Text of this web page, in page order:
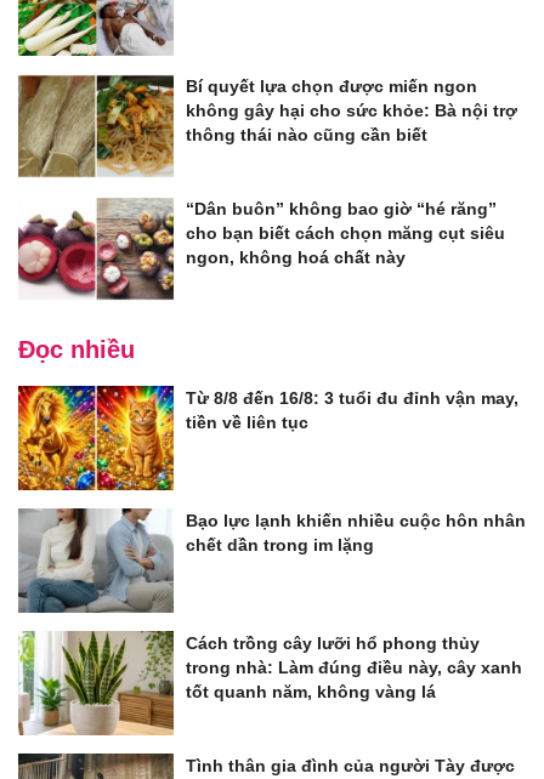
Bí quyết lựa chọn được miến ngon
không gây hại cho sức khỏe: Bà nội trợ
thông thái nào cũng cần biết
“Dân buôn” không bao giờ “hé răng”
cho bạn biết cách chọn măng cụt siêu
ngon, không hoá chất này
Đọc nhiều
Từ 8/8 đến 16/8: 3 tuổi đu đỉnh vận may,
tiền về liên tục
Bạo lực lạnh khiến nhiều cuộc hôn nhân
chết dần trong im lặng
Cách trồng cây lưỡi hổ phong thủy
trong nhà: Làm đúng điều này, cây xanh
tốt quanh năm, không vàng lá
Tình thân gia đình của người Tày được